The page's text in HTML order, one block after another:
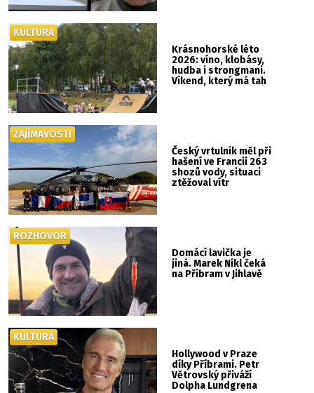
Krásnohorské léto
2026: víno, klobásy,
hudba i strongmani.
Víkend, který má tah
KULTURA
Český vrtulník měl při
hašení ve Francii 263
shozů vody, situaci
ztěžoval vítr
ZAJÍMAVOSTI
Domácí lavička je
jiná. Marek Nikl čeká
na Příbram v Jihlavě
ROZHOVOR
Hollywood v Praze
díky Příbrami. Petr
Větrovský přiváží
Dolpha Lundgrena
KULTURA